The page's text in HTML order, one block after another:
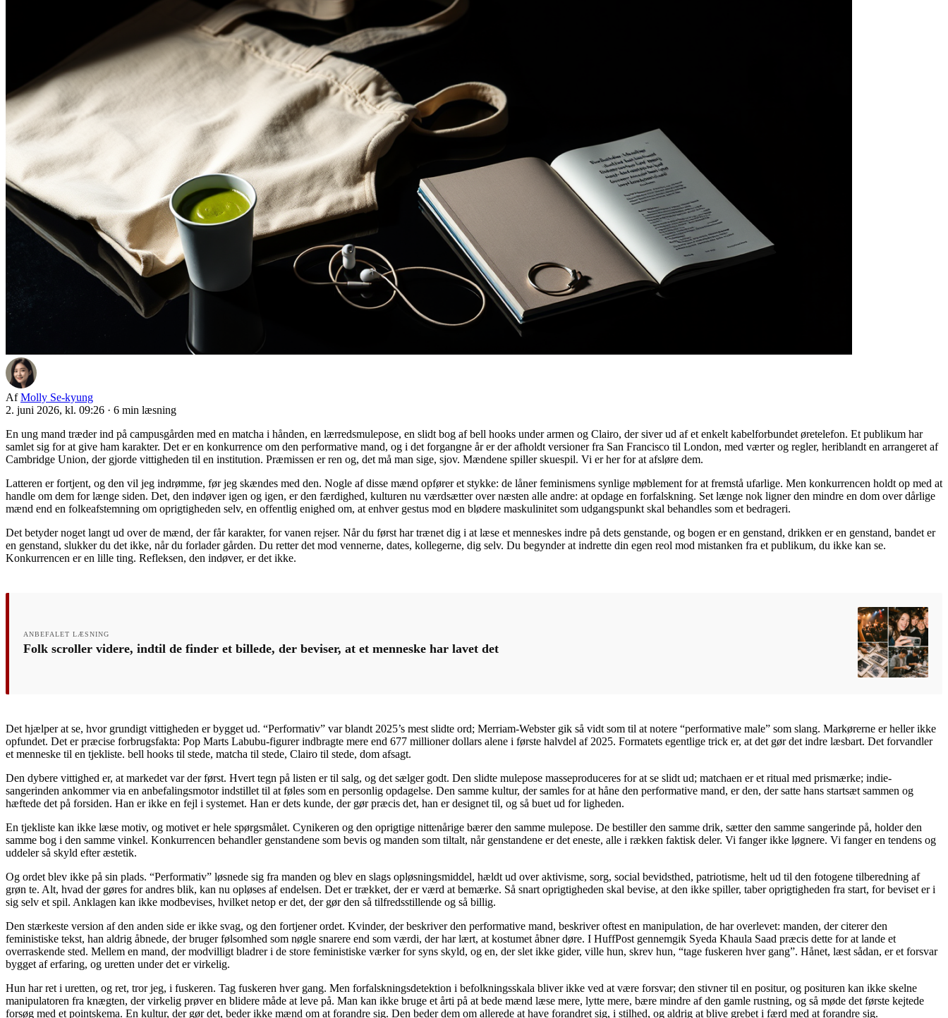
Af Molly Se-kyung
2. juni 2026, kl. 09:26 · 6 min læsning
En ung mand træder ind på campusgården med en matcha i hånden, en lærredsmulepose, en slidt bog af bell hooks under armen og Clairo, der siver ud af et enkelt kabelforbundet øretelefon. Et publikum har
samlet sig for at give ham karakter. Det er en konkurrence om den performative mand, og i det forgangne år er der afholdt versioner fra San Francisco til London, med værter og regler, heriblandt en arrangeret af
Cambridge Union, der gjorde vittigheden til en institution. Præmissen er ren og, det må man sige, sjov. Mændene spiller skuespil. Vi er her for at afsløre dem.
Latteren er fortjent, og den vil jeg indrømme, før jeg skændes med den. Nogle af disse mænd opfører et stykke: de låner feminismens synlige møblement for at fremstå ufarlige. Men konkurrencen holdt op med at
handle om dem for længe siden. Det, den indøver igen og igen, er den færdighed, kulturen nu værdsætter over næsten alle andre: at opdage en forfalskning. Set længe nok ligner den mindre en dom over dårlige
mænd end en folkeafstemning om oprigtigheden selv, en offentlig enighed om, at enhver gestus mod en blødere maskulinitet som udgangspunkt skal behandles som et bedrageri.
Det betyder noget langt ud over de mænd, der får karakter, for vanen rejser. Når du først har trænet dig i at læse et menneskes indre på dets genstande, og bogen er en genstand, drikken er en genstand, bandet er
en genstand, slukker du det ikke, når du forlader gården. Du retter det mod vennerne, dates, kollegerne, dig selv. Du begynder at indrette din egen reol mod mistanken fra et publikum, du ikke kan se.
Konkurrencen er en lille ting. Refleksen, den indøver, er det ikke.
ANBEFALET LÆSNING
Folk scroller videre, indtil de finder et billede, der beviser, at et menneske har lavet det
Det hjælper at se, hvor grundigt vittigheden er bygget ud. “Performativ” var blandt 2025’s mest slidte ord; Merriam-Webster gik så vidt som til at notere “performative male” som slang. Markørerne er heller ikke
opfundet. Det er præcise forbrugsfakta: Pop Marts Labubu-figurer indbragte mere end 677 millioner dollars alene i første halvdel af 2025. Formatets egentlige trick er, at det gør det indre læsbart. Det forvandler
et menneske til en tjekliste. bell hooks til stede, matcha til stede, Clairo til stede, dom afsagt.
Den dybere vittighed er, at markedet var der først. Hvert tegn på listen er til salg, og det sælger godt. Den slidte mulepose masseproduceres for at se slidt ud; matchaen er et ritual med prismærke; indie-
sangerinden ankommer via en anbefalingsmotor indstillet til at føles som en personlig opdagelse. Den samme kultur, der samles for at håne den performative mand, er den, der satte hans startsæt sammen og
hæftede det på forsiden. Han er ikke en fejl i systemet. Han er dets kunde, der gør præcis det, han er designet til, og så buet ud for ligheden.
En tjekliste kan ikke læse motiv, og motivet er hele spørgsmålet. Cynikeren og den oprigtige nittenårige bærer den samme mulepose. De bestiller den samme drik, sætter den samme sangerinde på, holder den
samme bog i den samme vinkel. Konkurrencen behandler genstandene som bevis og manden som tiltalt, når genstandene er det eneste, alle i rækken faktisk deler. Vi fanger ikke løgnere. Vi fanger en tendens og
uddeler så skyld efter æstetik.
Og ordet blev ikke på sin plads. “Performativ” løsnede sig fra manden og blev en slags opløsningsmiddel, hældt ud over aktivisme, sorg, social bevidsthed, patriotisme, helt ud til den fotogene tilberedning af
grøn te. Alt, hvad der gøres for andres blik, kan nu opløses af endelsen. Det er trækket, der er værd at bemærke. Så snart oprigtigheden skal bevise, at den ikke spiller, taber oprigtigheden fra start, for beviset er i
sig selv et spil. Anklagen kan ikke modbevises, hvilket netop er det, der gør den så tilfredsstillende og så billig.
Den stærkeste version af den anden side er ikke svag, og den fortjener ordet. Kvinder, der beskriver den performative mand, beskriver oftest en manipulation, de har overlevet: manden, der citerer den
feministiske tekst, han aldrig åbnede, der bruger følsomhed som nøgle snarere end som værdi, der har lært, at kostumet åbner døre. I HuffPost gennemgik Syeda Khaula Saad præcis dette for at lande et
overraskende sted. Mellem en mand, der modvilligt bladrer i de store feministiske værker for syns skyld, og en, der slet ikke gider, ville hun, skrev hun, “tage fuskeren hver gang”. Hånet, læst sådan, er et forsvar
bygget af erfaring, og uretten under det er virkelig.
Hun har ret i uretten, og ret, tror jeg, i fuskeren. Tag fuskeren hver gang. Men forfalskningsdetektion i befolkningsskala bliver ikke ved at være forsvar; den stivner til en positur, og posituren kan ikke skelne
manipulatoren fra knægten, der virkelig prøver en blidere måde at leve på. Man kan ikke bruge et årti på at bede mænd læse mere, lytte mere, bære mindre af den gamle rustning, og så møde det første kejtede
forsøg med et pointskema. En kultur, der gør det, beder ikke mænd om at forandre sig. Den beder dem om allerede at have forandret sig, i stilhed, og aldrig at blive grebet i færd med at forandre sig.